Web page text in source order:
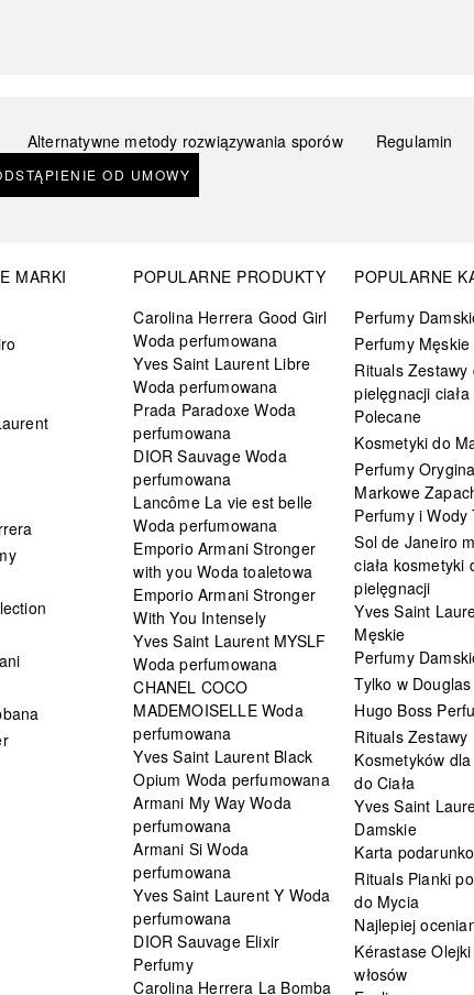
Alternatywne metody rozwiązywania sporów
Regulamin
OD UMOWY
MARKI
POPULARNE PRODUKTY
Carolina Herrera Good Girl
Woda perfumowana
Yves Saint Laurent Libre
Woda perfumowana
Prada Paradoxe Woda
perfumowana
DIOR Sauvage Woda
perfumowana
Lancôme La vie est belle
Woda perfumowana
Emporio Armani Stronger
with you Woda toaletowa
Emporio Armani Stronger
With You Intensely
Yves Saint Laurent MYSLF
Woda perfumowana
CHANEL COCO
MADEMOISELLE Woda
perfumowana
Yves Saint Laurent Black
Opium Woda perfumowana
Armani My Way Woda
perfumowana
Armani Si Woda
perfumowana
Yves Saint Laurent Y Woda
perfumowana
DIOR Sauvage Elixir
Perfumy
Carolina Herrera La Bomba
POPULARNE
Perfumy
Perfumy Męskie
Rituals Zestawy
pielęgnacji ciała
Polecane
Kosmetyki do
Perfumy
Markowe
Perfumy i Wody
Sol de Janeiro
ciała kosmetyki
pielęgnacji
Yves Saint
Męskie
Perfumy
Tylko w Douglas
Hugo Boss
Rituals Zestawy
Kosmetyków
do Ciała
Yves Saint
Damskie
Karta
Rituals Pianki
do Mycia
Najlepiej
Kérastase
włosów